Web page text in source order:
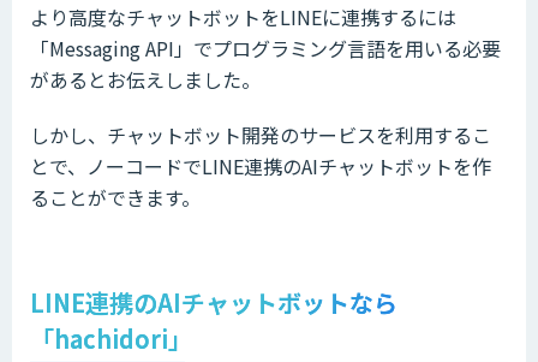
より高度なチャットボットをLINEに連携するには
「Messaging API」でプログラミング言語を用いる必要
があるとお伝えしました。
しかし、チャットボット開発のサービスを利用するこ
とで、ノーコードでLINE連携のAIチャットボットを作
ることができます。
LINE連携のAIチャットボットなら
「hachidori」